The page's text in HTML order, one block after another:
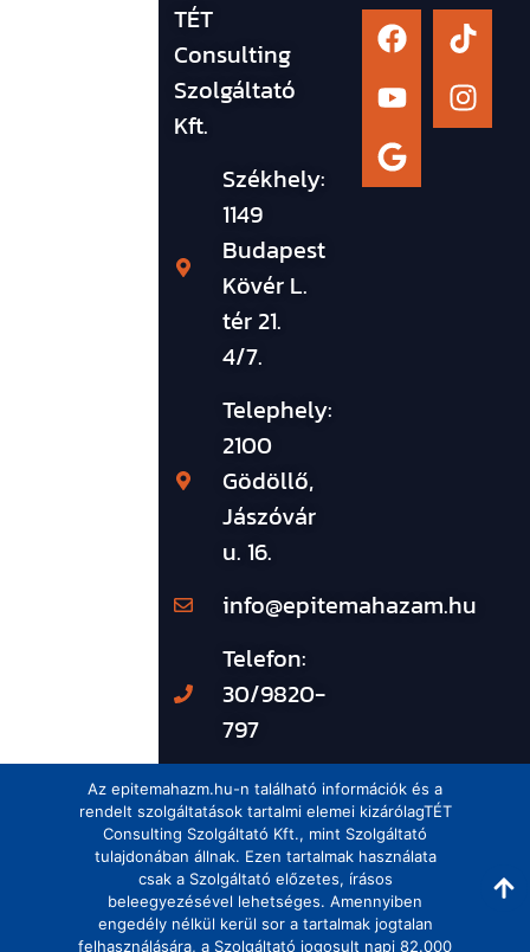
TÉT
Consulting
Szolgáltató
Kft.
Székhely:
1149
Budapest
Kövér L.
tér 21.
4/7.
Telephely:
2100
Gödöllő,
Jászóvár
u. 16.
info@epitemahazam.hu
Telefon:
30/9820-
797
Az epitemahazm.hu-n található információk és a
rendelt szolgáltatások tartalmi elemei kizárólagTÉT
Consulting Szolgáltató Kft., mint Szolgáltató
tulajdonában állnak. Ezen tartalmak használata
csak a Szolgáltató előzetes, írásos
beleegyezésével lehetséges. Amennyiben
engedély nélkül kerül sor a tartalmak jogtalan
felhasználására, a Szolgáltató jogosult napi 82.000